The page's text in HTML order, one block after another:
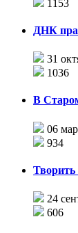
1153
ДНК
31
1036
В
06
934
24
606